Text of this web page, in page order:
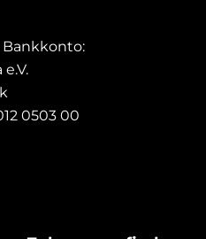
Bankkonto:
0503 00